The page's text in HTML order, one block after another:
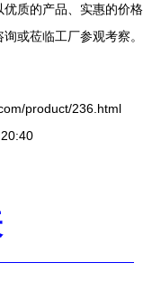
质的产品、实惠的价格
或莅临工厂参观考察。
product/236.html